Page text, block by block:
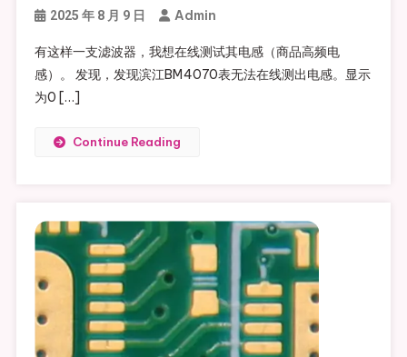
2025 年 8 月 9 日 Admin
有这样一支滤波器，我想在线测试其电感（商品高频电
感）。 发现，发现滨江BM4070表无法在线测出电感。显示
为0 […]
Continue Reading